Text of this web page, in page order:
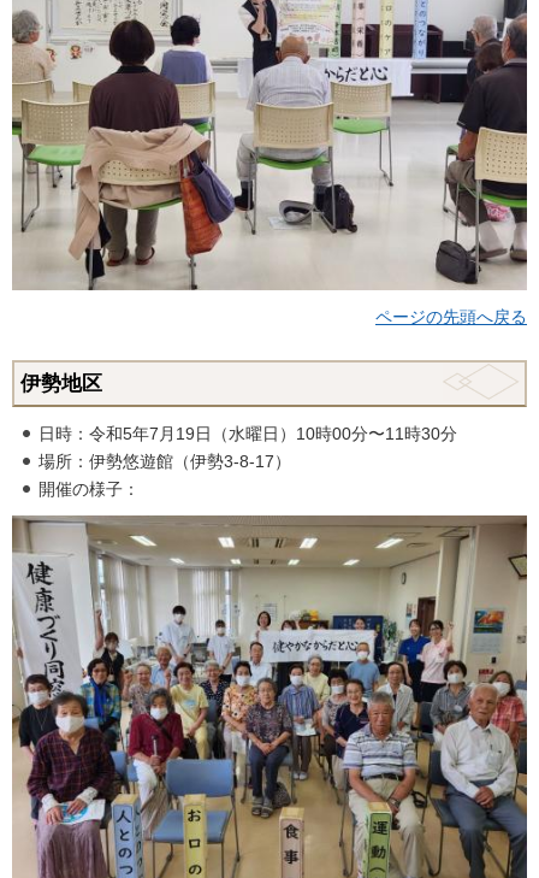
ページの先頭へ戻る
伊勢地区
日時：令和5年7月19日（水曜日）10時00分〜11時30分
場所：伊勢悠遊館（伊勢3-8-17）
開催の様子：